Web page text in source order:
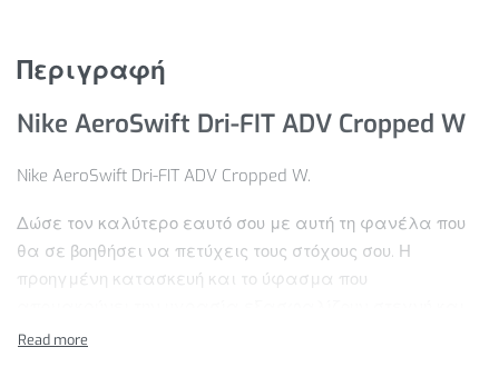
Περιγραφή
Nike AeroSwift Dri-FIT ADV Cropped W
Nike AeroSwift Dri-FIT ADV Cropped W.
Δώσε τον καλύτερο εαυτό σου με αυτή τη φανέλα που
θα σε βοηθήσει να πετύχεις τους στόχους σου. Η
προηγμένη κατασκευή και το ύφασμα που
άνετη αίσθηση καθώς ξεπερνάς τα όρια. Ανανεώσαμε